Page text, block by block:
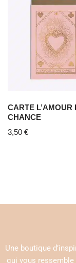
CARTE L’AMOUR
CHANCE
3,50 €
Une boutique
qui vous